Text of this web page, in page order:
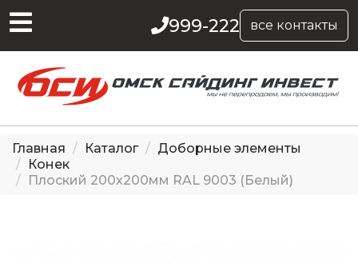
999-222 все контакты
Главная Каталог
Доборные элементы
Конек
Плоский 200x200мм RAL 9003 (Белый)